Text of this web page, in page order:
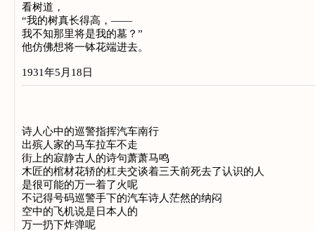
看树道，
“我的树真长得高，——
我不知那里将是我的墓？”
他仿佛想将一钵花端进去。
1931年5月18日
诗人心中的巡警指挥汽车南行
出殡人家的马车拉车不走
街上的寂静古人的诗句萧萧马鸣
木匠的棺材花轿的杠夫交谈着三天前死去了认识的人
是很可能的万一着了火呢
不记得号码巡警手下的汽车诗人茫然的纳闷
空中的飞机说是日本人的
万一扔下炸弹呢